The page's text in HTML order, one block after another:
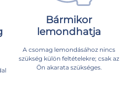
Bármikor
lemondhatja
A csomag lemondásához nincs
szükség külön feltételekre; csak az
Ön akarata szükséges.